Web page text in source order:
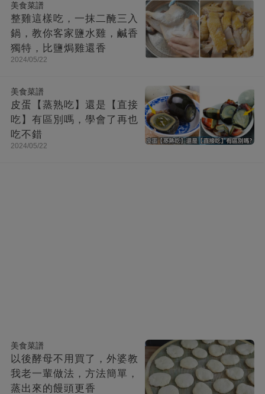
美食菜譜
整雞這樣吃，一抹二醃三入
鍋，教你客家鹽水雞，鹹香
獨特，比鹽焗雞還香
2024/05/22
美食菜譜
皮蛋【蒸熟吃】還是【直接
吃】有區別嗎，學會了再也
吃不錯
2024/05/22
美食菜譜
以後酵母不用買了，外婆教
我老一輩做法，方法簡單，
蒸出來的饅頭更香